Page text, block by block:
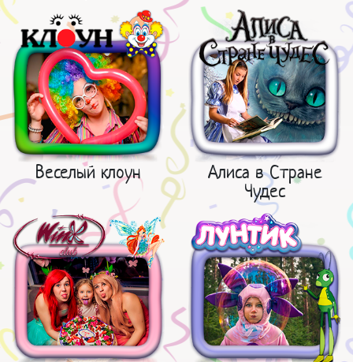
Веселый клоун
Алиса в Стране
Чудес